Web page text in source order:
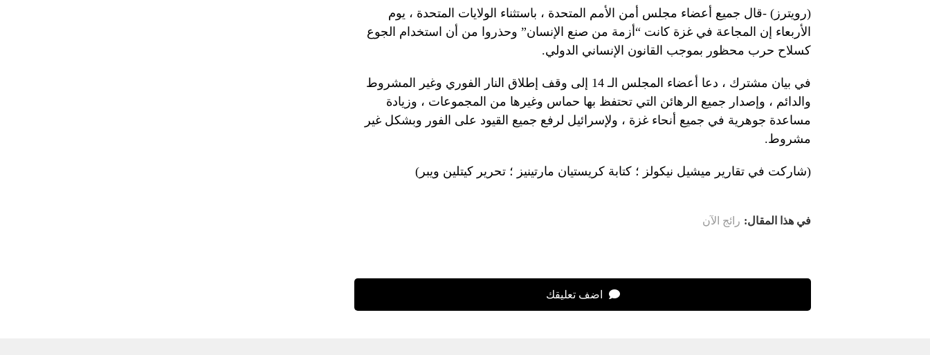
(رويترز) -قال جميع أعضاء مجلس أمن الأمم المتحدة ، باستثناء الولايات المتحدة ، يوم
الأربعاء إن المجاعة في غزة كانت “أزمة من صنع الإنسان” وحذروا من أن استخدام الجوع
كسلاح حرب محظور بموجب القانون الإنساني الدولي.
في بيان مشترك ، دعا أعضاء المجلس الـ 14 إلى وقف إطلاق النار الفوري وغير المشروط
والدائم ، وإصدار جميع الرهائن التي تحتفظ بها حماس وغيرها من المجموعات ، وزيادة
مساعدة جوهرية في جميع أنحاء غزة ، ولإسرائيل لرفع جميع القيود على الفور وبشكل غير
مشروط.
(شاركت في تقارير ميشيل نيكولز ؛ كتابة كريستيان مارتينيز ؛ تحرير كيتلين ويبر)
في هذا المقال: رائج الآن
اضف تعليقك